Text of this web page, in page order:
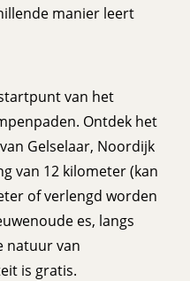
manier leert
van het
Ontdek het
Gelselaar, Noordijk
van 12 kilometer (kan
of verlengd worden
es, langs
natuur van
is gratis.